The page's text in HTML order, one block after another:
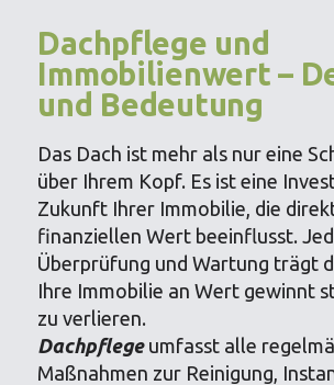
Dachpflege und
Immobilienwert –
und Bedeutung
Das Dach ist mehr als nur eine
über Ihrem Kopf. Es ist eine
Zukunft Ihrer Immobilie, die
finanziellen Wert beeinflusst.
Überprüfung und Wartung trägt
Ihre Immobilie an Wert gewinnt
zu verlieren.
Dachpflegeumfasst alle
Maßnahmen zur Reinigung,